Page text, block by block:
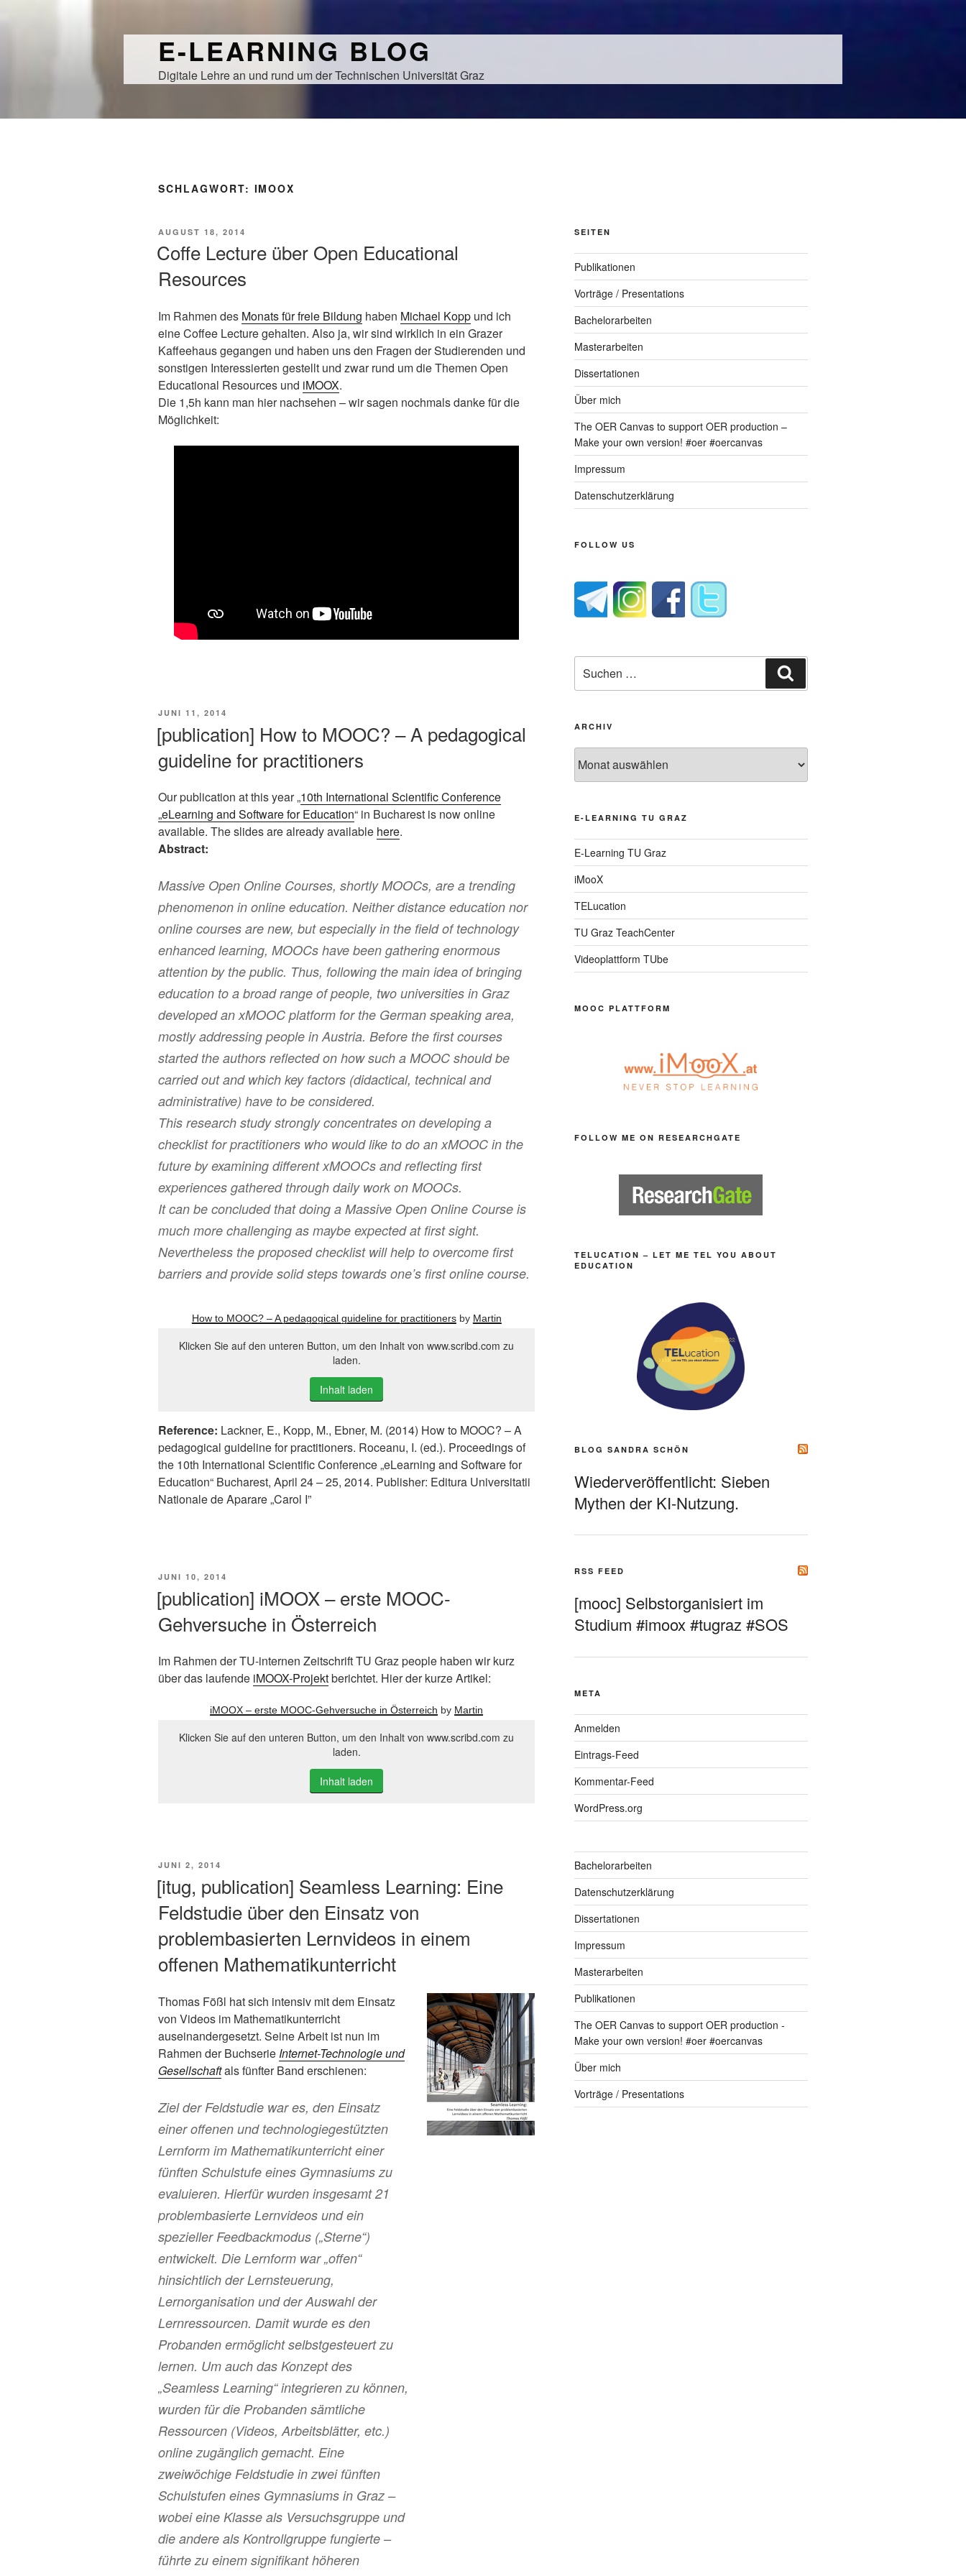
Inhalt
E-LEARNING BLOG
Digitale Lehre an und rund um der Technischen Universität Graz
SCHLAGWORT: IMOOX
VERÖFFENTLICHT
AUGUST 18, 2014
Coffe Lecture über Open Educational
Resources
Im Rahmen des Monats für freie Bildung haben Michael Kopp und ich
eine Coffee Lecture gehalten. Also ja, wir sind wirklich in ein Grazer
Kaffeehaus gegangen und haben uns den Fragen der Studierenden und
sonstigen Interessierten gestellt und zwar rund um die Themen Open
Educational Resources und iMOOX.
Die 1,5h kann man hier nachsehen – wir sagen nochmals danke für die
Möglichkeit:
VERÖFFENTLICHT
JUNI 11, 2014
[publication] How to MOOC? – A pedagogical
guideline for practitioners
Our publication at this year „10th International Scientific Conference
„eLearning and Software for Education“ in Bucharest is now online
available. The slides are already available here.
Abstract:
Massive Open Online Courses, shortly MOOCs, are a trending
phenomenon in online education. Neither distance education nor
online courses are new, but especially in the field of technology
enhanced learning, MOOCs have been gathering enormous
attention by the public. Thus, following the main idea of bringing
education to a broad range of people, two universities in Graz
developed an xMOOC platform for the German speaking area,
mostly addressing people in Austria. Before the first courses
started the authors reflected on how such a MOOC should be
carried out and which key factors (didactical, technical and
administrative) have to be considered.
This research study strongly concentrates on developing a
checklist for practitioners who would like to do an xMOOC in the
future by examining different xMOOCs and reflecting first
experiences gathered through daily work on MOOCs.
It can be concluded that doing a Massive Open Online Course is
much more challenging as maybe expected at first sight.
Nevertheless the proposed checklist will help to overcome first
barriers and provide solid steps towards one’s first online course.
How to MOOC? – A pedagogical guideline for practitionersby Martin
Klicken Sie auf den unteren Button, um den Inhalt von www.scribd.com zu
laden.
Inhalt laden
Reference: Lackner, E., Kopp, M., Ebner, M. (2014) How to MOOC? – A
pedagogical guideline for practitioners. Roceanu, I. (ed.). Proceedings of
the 10th International Scientific Conference „eLearning and Software for
Education“ Bucharest, April 24 – 25, 2014. Publisher: Editura Universitatii
Nationale de Aparare „Carol I”
VERÖFFENTLICHT
JUNI 10, 2014
[publication] iMOOX – erste MOOC-
Gehversuche in Österreich
Im Rahmen der TU-internen Zeitschrift TU Graz people haben wir kurz
über das laufende iMOOX-Projektberichtet. Hier der kurze Artikel:
iMOOX – erste MOOC-Gehversuche in Österreich by Martin
Klicken Sie auf den unteren Button, um den Inhalt von www.scribd.com zu
laden.
Inhalt laden
VERÖFFENTLICHT
JUNI 2, 2014
[itug, publication] Seamless Learning: Eine
Feldstudie über den Einsatz von
problembasierten Lernvideos in einem
offenen Mathematikunterricht
Thomas Fößl hat sich intensiv mit dem Einsatz
von Videos im Mathematikunterricht
auseinandergesetzt. Seine Arbeit ist nun im
Rahmen der Buchserie Internet-Technologie und
Gesellschaftals fünfter Band erschienen:
Ziel der Feldstudie war es, den Einsatz
einer offenen und technologiegestützten
Lernform im Mathematikunterricht einer
fünften Schulstufe eines Gymnasiums zu
evaluieren. Hierfür wurden insgesamt 21
problembasierte Lernvideos und ein
spezieller Feedbackmodus („Sterne“)
entwickelt. Die Lernform war „offen“
hinsichtlich der Lernsteuerung,
Lernorganisation und der Auswahl der
Lernressourcen. Damit wurde es den
Probanden ermöglicht selbstgesteuert zu
lernen. Um auch das Konzept des
„Seamless Learning“ integrieren zu können,
wurden für die Probanden sämtliche
Ressourcen (Videos, Arbeitsblätter, etc.)
online zugänglich gemacht. Eine
zweiwöchige Feldstudie in zwei fünften
Schulstufen eines Gymnasiums in Graz –
wobei eine Klasse als Versuchsgruppe und
die andere als Kontrollgruppe fungierte –
führte zu einem signifikant höheren
SEITEN
Publikationen
Vorträge / Presentations
Bachelorarbeiten
Masterarbeiten
Dissertationen
Über mich
The OER Canvas to support OER production –
Make your own version! #oer #oercanvas
Impressum
Datenschutzerklärung
FOLLOW US
nach:
ARCHIV
E-LEARNING TU GRAZ
E-Learning TU Graz
iMooX
TELucation
TU Graz TeachCenter
Videoplattform TUbe
MOOC PLATTFORM
FOLLOW ME ON RESEARCHGATE
TELUCATION – LET ME TEL YOU ABOUT
EDUCATION
BLOG SANDRA SCHÖN
Wiederveröffentlicht: Sieben
Mythen der KI-Nutzung.
RSS FEED
[mooc] Selbstorganisiert im
Studium #imoox #tugraz #SOS
META
Anmelden
Eintrags-Feed
Kommentar-Feed
WordPress.org
Bachelorarbeiten
Datenschutzerklärung
Dissertationen
Impressum
Masterarbeiten
Publikationen
The OER Canvas to support OER production -
Make your own version! #oer #oercanvas
Über mich
Vorträge / Presentations